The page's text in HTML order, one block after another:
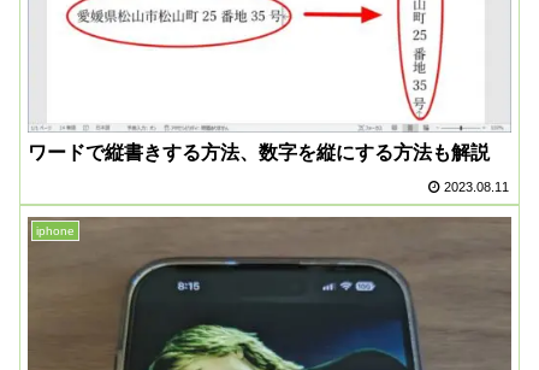
ワードで縦書きする方法、数字を縦にする方法も解説
2023.08.11
iphone